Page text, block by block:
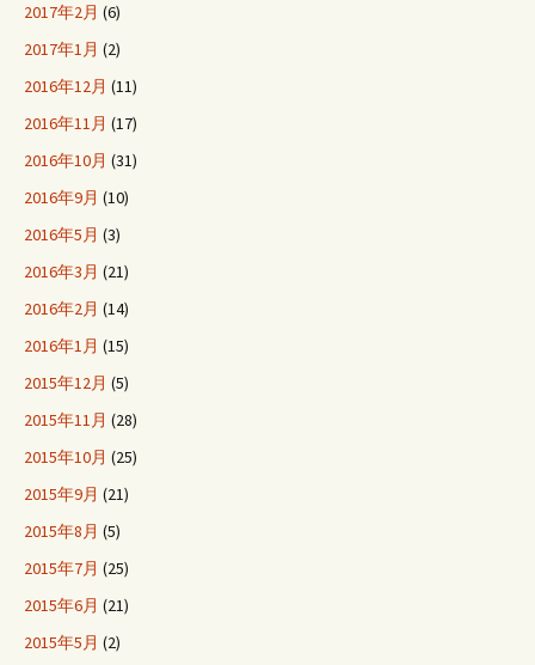
2017年2月 (6)
2017年1月 (2)
2016年12月 (11)
2016年11月 (17)
2016年10月 (31)
2016年9月 (10)
2016年5月 (3)
2016年3月 (21)
2016年2月 (14)
2016年1月 (15)
2015年12月 (5)
2015年11月 (28)
2015年10月 (25)
2015年9月 (21)
2015年8月 (5)
2015年7月 (25)
2015年6月 (21)
2015年5月 (2)